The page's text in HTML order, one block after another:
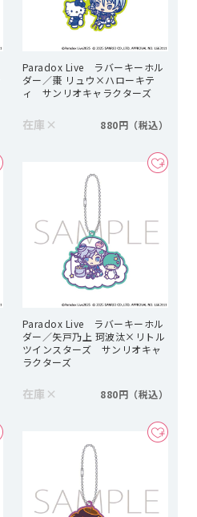
Paradox Live ラバーキーホル
ダー／棗 リュウ×ハローキテ
ィ サンリオキャラクターズ
在庫 × 880円
Paradox Live ラバーキーホル
ダー／矢戸乃上 珂波汰×リトル
ツインスターズ サンリオキャ
ラクターズ
在庫 × 880円